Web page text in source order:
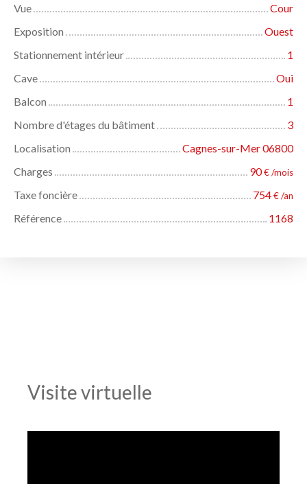
Vue
Cour
Exposition
Ouest
Stationnement intérieur
1
Cave
Oui
Balcon
1
Nombre d'étages du bâtiment
3
Localisation
Cagnes-sur-Mer 06800
Charges
90€ /mois
Taxe foncière 754€ /an
Référence 1168
Visite virtuelle